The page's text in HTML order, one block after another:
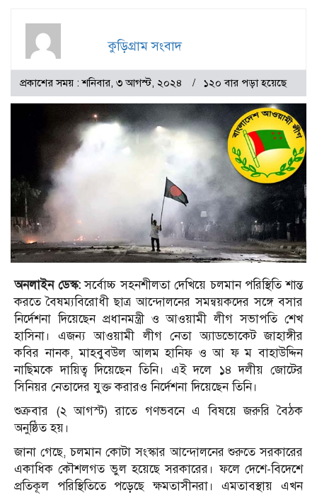
কুড়িগ্রাম সংবাদ
প্রকাশের সময় : শনিবার, ৩ আগস্ট, ২০২৪ ১২০ বার পড়া হয়েছে
অনলাইন ডেস্ক:সর্বোচ্চ সহনশীলতা দেখিয়ে চলমান পরিস্থিতি শান্ত
করতে বৈষম্যবিরোধী ছাত্র আন্দোলনের সমন্বয়কদের সঙ্গে বসার
নির্দেশনা দিয়েছেন প্রধানমন্ত্রী ও আওয়ামী লীগ সভাপতি শেখ
হাসিনা। এজন্য আওয়ামী লীগ নেতা অ্যাডভোকেট জাহাঙ্গীর
কবির নানক, মাহবুবউল আলম হানিফ ও আ ফ ম বাহাউদ্দিন
নাছিমকে দায়িত্ব দিয়েছেন তিনি। এই দলে ১৪ দলীয় জোটের
সিনিয়র নেতাদের যুক্ত করারও নির্দেশনা দিয়েছেন তিনি।
শুক্রবার (২ আগস্ট) রাতে গণভবনে এ বিষয়ে জরুরি বৈঠক
অনুষ্ঠিত হয়।
জানা গেছে, চলমান কোটা সংস্কার আন্দোলনের শুরুতে সরকারের
একাধিক কৌশলগত ভুল হয়েছে সরকারের। ফলে দেশে-বিদেশে
প্রতিকূল পরিস্থিতিতে পড়েছে ক্ষমতাসীনরা। এমতাবস্থায় এখন